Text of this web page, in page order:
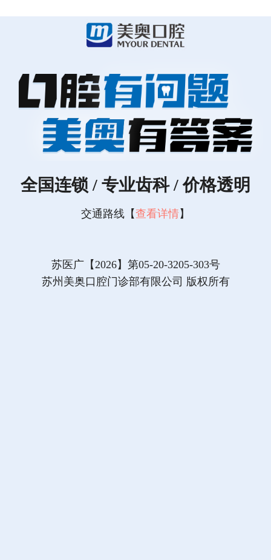
全国连锁 / 专业齿科 / 价格透明
交通路线【查看详情】
苏医广【2026】第05-20-3205-303号
苏州美奥口腔门诊部有限公司 版权所有